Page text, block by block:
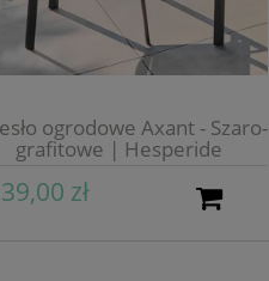
ogrodowe Axant - Szaro-
grafitowe | Hesperide
zł